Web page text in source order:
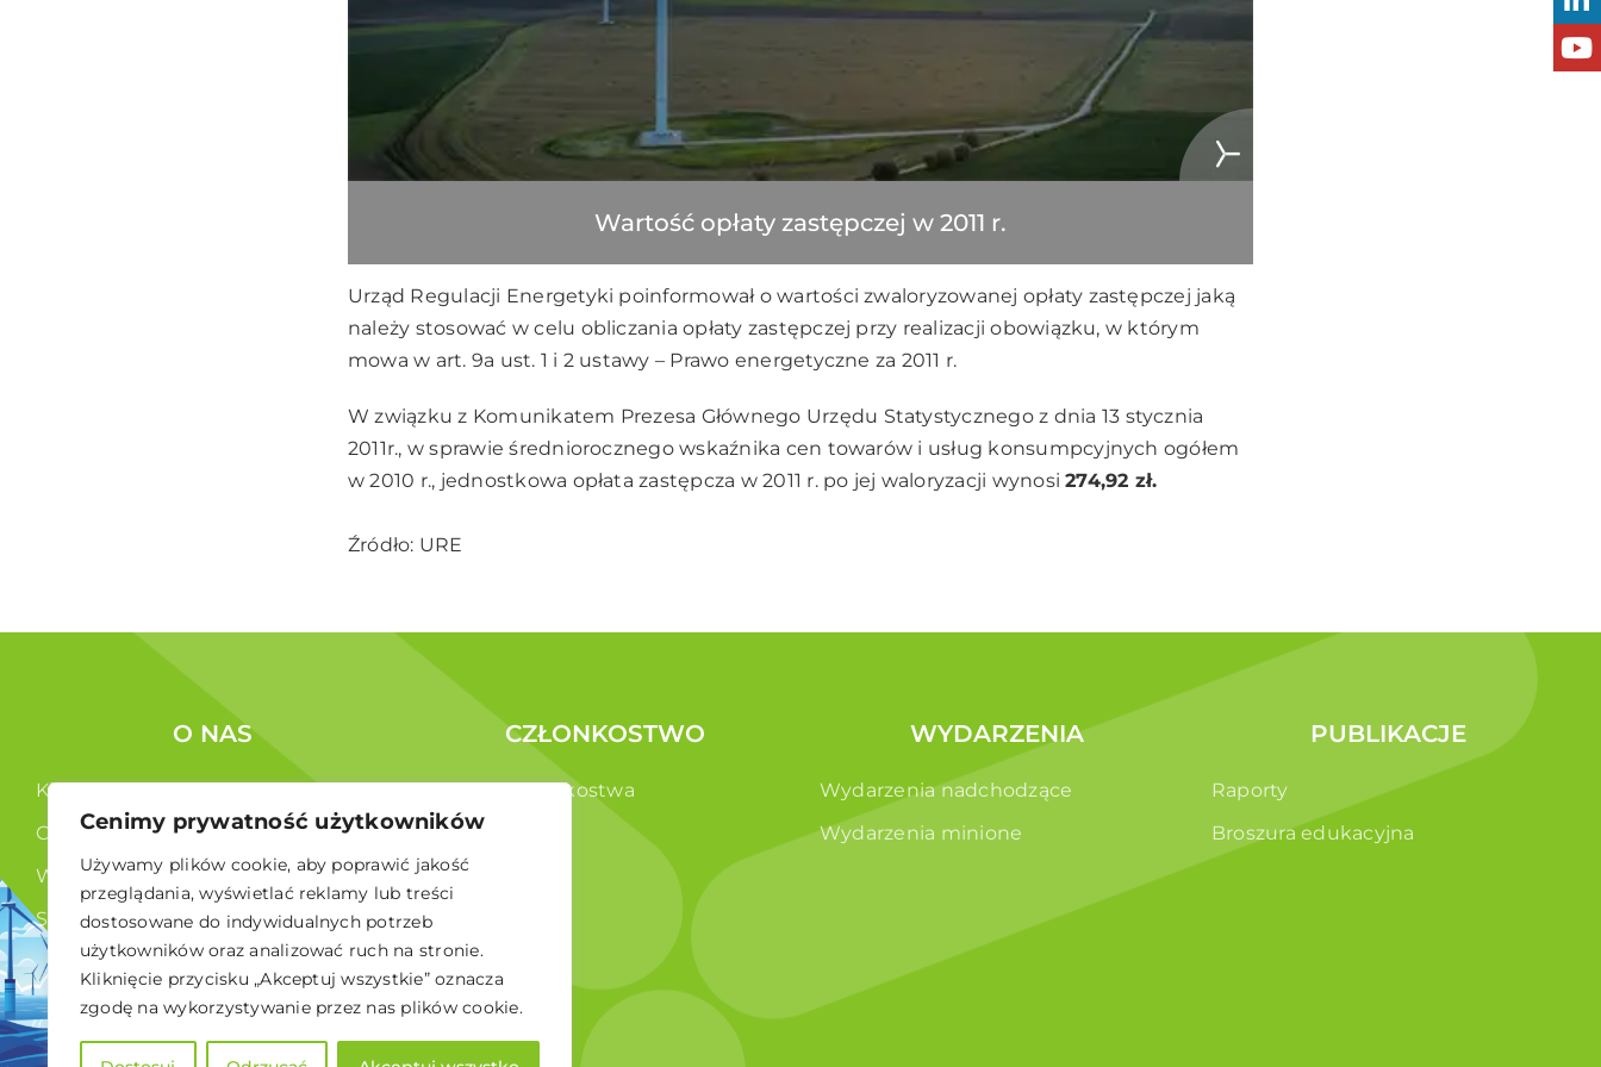
Cenimy prywatność użytkowników
Używamy plików cookie, aby poprawić jakość
przeglądania, wyświetlać reklamy lub treści
dostosowane do indywidualnych potrzeb
użytkowników oraz analizować ruch na stronie.
Kliknięcie przycisku „Akceptuj wszystkie” oznacza
zgodę na wykorzystywanie przez nas plików cookie.
Wartość opłaty zastępczej w 2011 r.
Urząd Regulacji Energetyki poinformował o wartości zwaloryzowanej opłaty zastępczej jaką
należy stosować w celu obliczania opłaty zastępczej przy realizacji obowiązku, w którym
mowa w art. 9a ust. 1 i 2 ustawy – Prawo energetyczne za 2011 r.
W związku z Komunikatem Prezesa Głównego Urzędu Statystycznego z dnia 13 stycznia
2011r., w sprawie średniorocznego wskaźnika cen towarów i usług konsumpcyjnych ogółem
w 2010 r., jednostkowa opłata zastępcza w 2011 r. po jej waloryzacji wynosi274,92 zł.
Źródło: URE
O NAS
Kim jesteśmy ?
Co robimy ?
Władze
Statut
RODO
CZŁONKOSTWO
Korzyści członkostwa
Członkowie
WYDARZENIA
Wydarzenia nadchodzące
Wydarzenia minione
PUBLIKACJE
Raporty
Broszura edukacyjna